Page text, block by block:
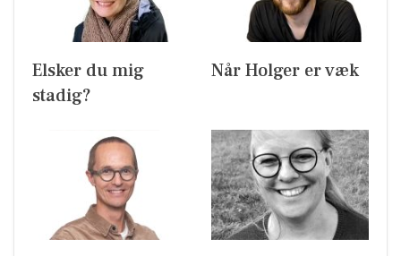
Elsker du mig
stadig?
Når Holger er væk